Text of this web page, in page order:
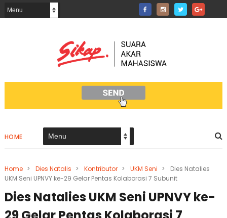
HOME
Home > Dies Natalis > Kontributor > UKM Seni >
Dies Natalies
UKM Seni UPNVY ke-29 Gelar Pentas Kolaborasi 7 Subunit
Dies Natalies UKM Seni UPNVY ke-